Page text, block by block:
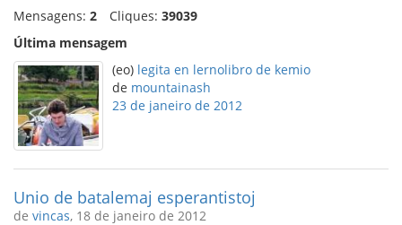
Mensagens: 2 Cliques: 39039
Última mensagem
(eo) legita en lernolibro de kemio
de mountainash
23 de janeiro de 2012
Unio de batalemaj esperantistoj
de vincas, 18 de janeiro de 2012